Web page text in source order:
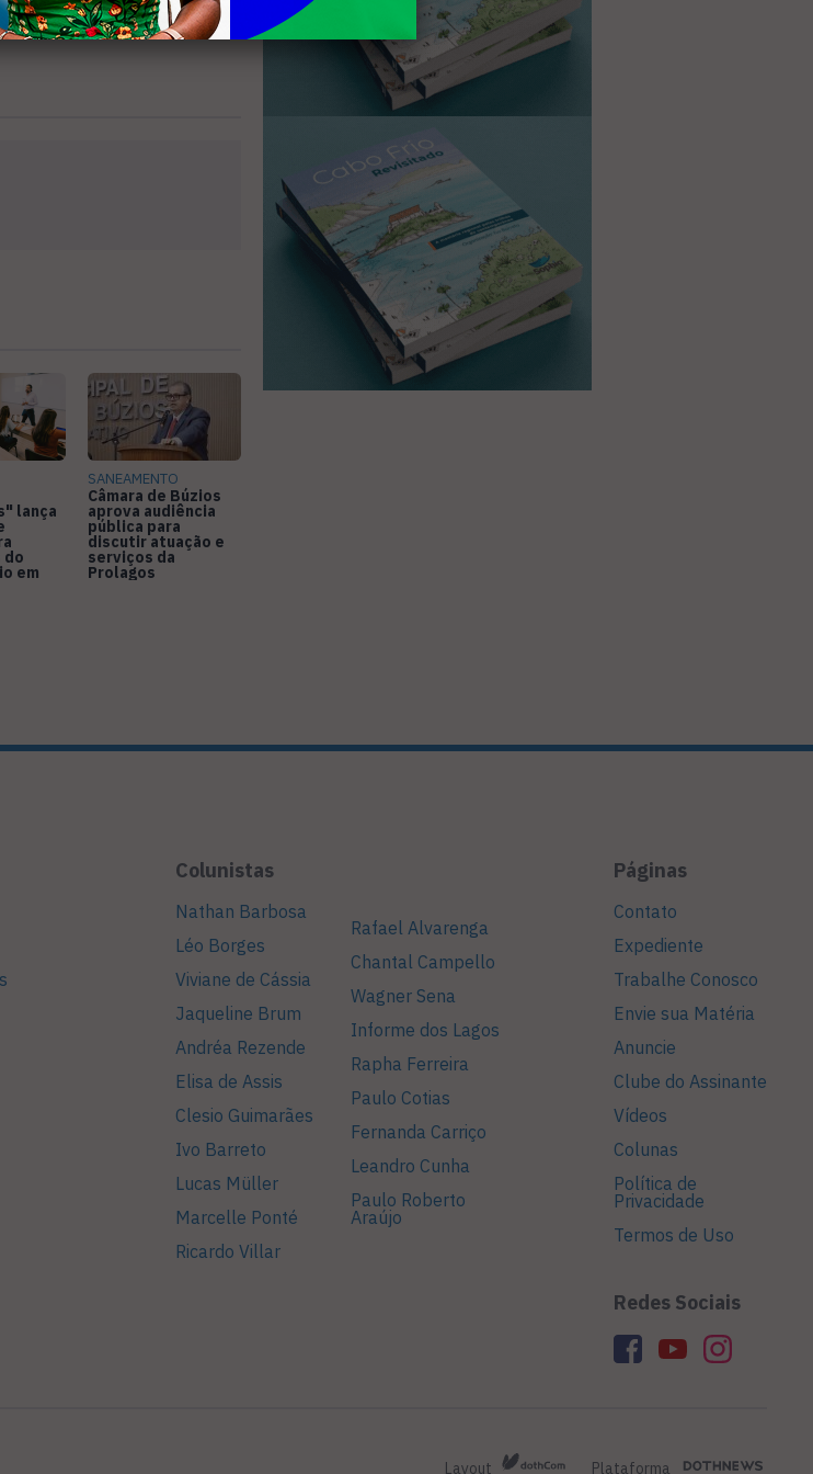
lança
do
em
SANEAMENTO
Câmara de Búzios
aprova audiência
pública para
discutir atuação e
serviços da
Prolagos
Colunistas
Nathan Barbosa
Léo Borges
Viviane de Cássia
Jaqueline Brum
Andréa Rezende
Elisa de Assis
Clesio Guimarães
Ivo Barreto
Lucas Müller
Marcelle Ponté
Ricardo Villar
Rafael Alvarenga
Chantal Campello
Wagner Sena
Informe dos Lagos
Rapha Ferreira
Paulo Cotias
Fernanda Carriço
Leandro Cunha
Paulo Roberto
Araújo
Páginas
Contato
Expediente
Trabalhe Conosco
Envie sua Matéria
Anuncie
Clube do Assinante
Vídeos
Colunas
Política de
Privacidade
Termos de Uso
Redes Sociais
Layout Plataforma